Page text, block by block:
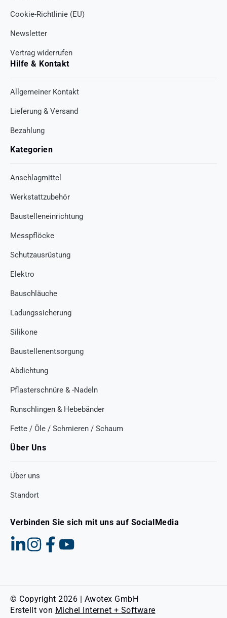
Cookie-Richtlinie (EU)
Newsletter
Vertrag widerrufen
Hilfe & Kontakt
Allgemeiner Kontakt
Lieferung & Versand
Bezahlung
Kategorien
Anschlagmittel
Werkstattzubehör
Baustelleneinrichtung
Messpflöcke
Schutzausrüstung
Elektro
Bauschläuche
Ladungssicherung
Silikone
Baustellenentsorgung
Abdichtung
Pflasterschnüre & -Nadeln
Runschlingen & Hebebänder
Fette / Öle / Schmieren / Schaum
Über Uns
Über uns
Standort
Verbinden Sie sich mit uns auf SocialMedia
© Copyright 2026 | Awotex GmbH
Erstellt von Michel Internet + Software